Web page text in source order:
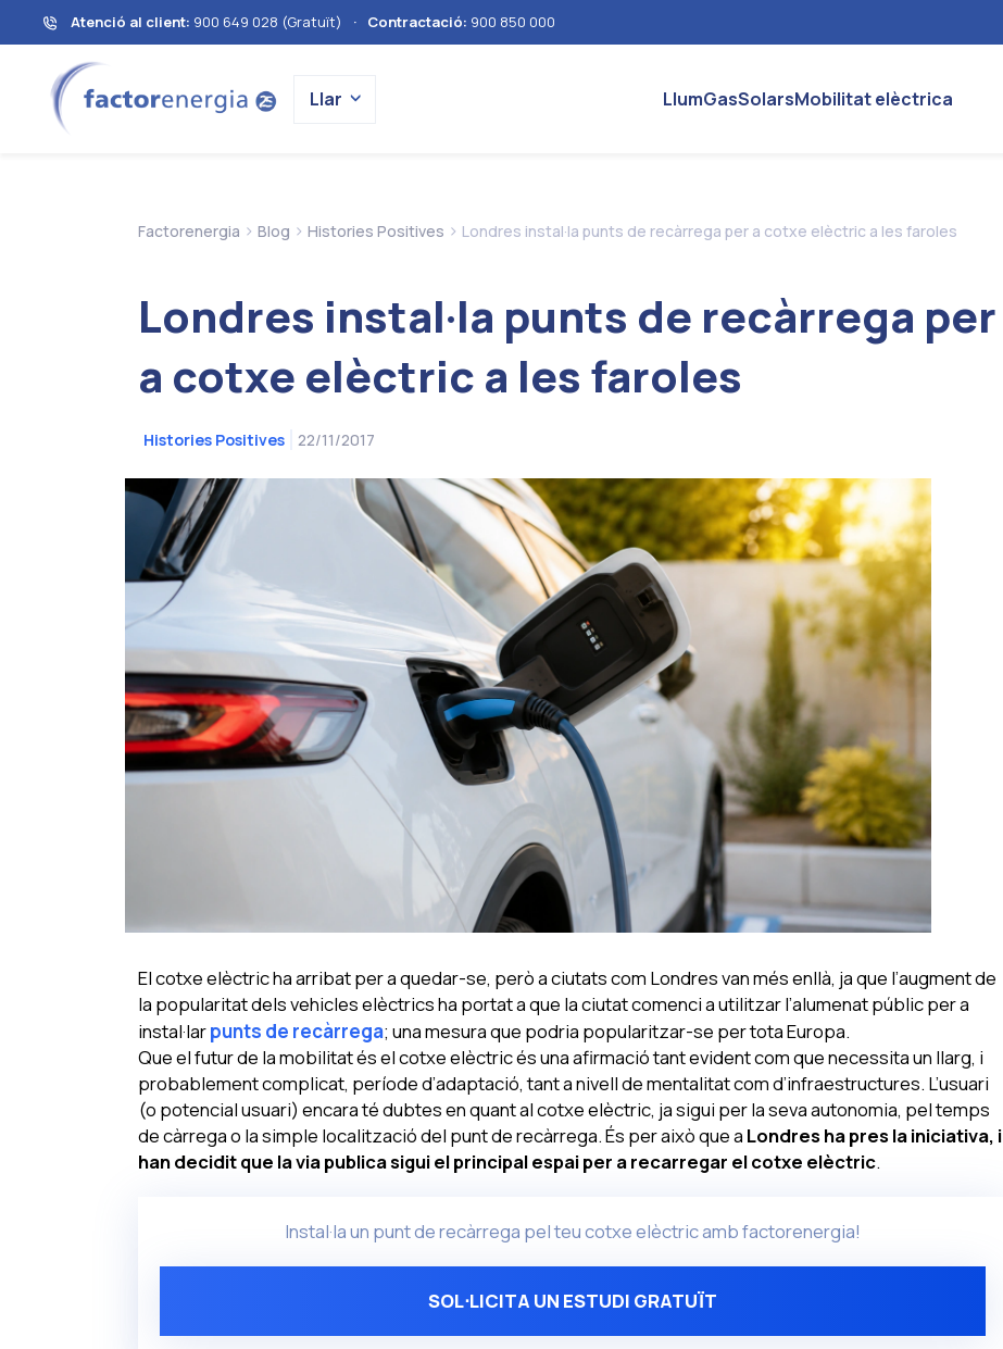
Atenció al client: 900 649 028 (Gratuït) · Contractació: 900 850 000
Llar LlumGasSolarsMobilitat elèctrica
Factorenergia > Blog > Histories Positives > Londres instal·la punts de recàrrega per a cotxe elèctric a les faroles
Londres instal·la punts de recàrrega per
a cotxe elèctric a les faroles
Histories Positives 22/11/2017
El cotxe elèctric ha arribat per a quedar-se, però a ciutats com Londres van més enllà, ja que l’augment de
la popularitat dels vehicles elèctrics ha portat a que la ciutat comenci a utilitzar l’alumenat públic per a
instal·larpunts de recàrrega; una mesura que podria popularitzar-se per tota Europa.
Que el futur de la mobilitat és el cotxe elèctric és una afirmació tant evident com que necessita un llarg, i
probablement complicat, període d’adaptació, tant a nivell de mentalitat com d’infraestructures. L’usuari
(o potencial usuari) encara té dubtes en quant al cotxe elèctric, ja sigui per la seva autonomia, pel temps
de càrrega o la simple localització del punt de recàrrega. És per això que a Londres ha pres la iniciativa, i
han decidit que la via publica sigui el principal espai per a recarregar el cotxe elèctric.
Instal·la un punt de recàrrega pel teu cotxe elèctric amb factorenergia!
SOL⋅LICITA UN ESTUDI GRATUÏT